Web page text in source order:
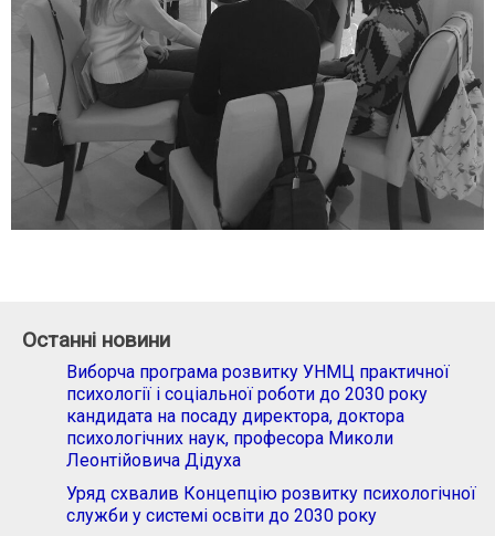
Останні новини
Виборча програма розвитку УНМЦ практичної
психології і соціальної роботи до 2030 року
кандидата на посаду директора, доктора
психологічних наук, професора Миколи
Леонтійовича Дідуха
Уряд схвалив Концепцію розвитку психологічної
служби у системі освіти до 2030 року